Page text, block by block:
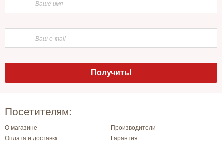
Посетителям:
О магазине
Производители
Оплата и доставка
Гарантия